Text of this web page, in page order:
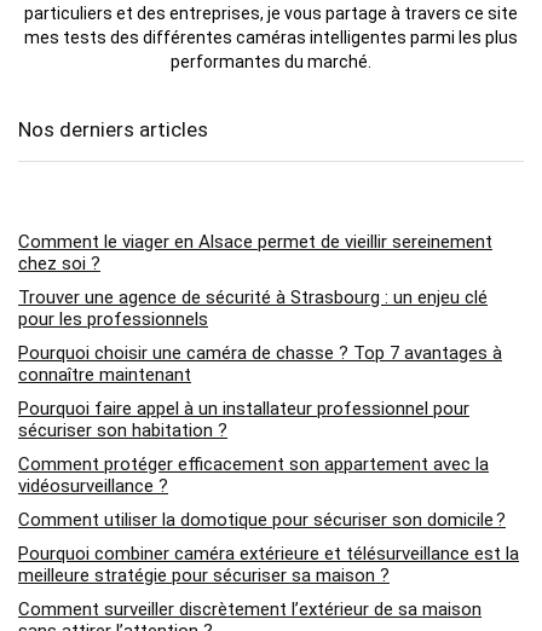
particuliers et des entreprises, je vous partage à travers ce site
mes tests des différentes caméras intelligentes parmi les plus
performantes du marché.
Nos derniers articles
Comment le viager en Alsace permet de vieillir sereinement
chez soi ?
Trouver une agence de sécurité à Strasbourg : un enjeu clé
pour les professionnels
Pourquoi choisir une caméra de chasse ? Top 7 avantages à
connaître maintenant
Pourquoi faire appel à un installateur professionnel pour
sécuriser son habitation ?
Comment protéger efficacement son appartement avec la
vidéosurveillance ?
Comment utiliser la domotique pour sécuriser son domicile ?
Pourquoi combiner caméra extérieure et télésurveillance est la
meilleure stratégie pour sécuriser sa maison ?
Comment surveiller discrètement l’extérieur de sa maison